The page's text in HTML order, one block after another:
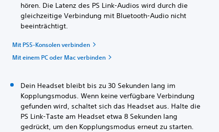
hören. Die Latenz des PS Link-Audios wird durch die
gleichzeitige Verbindung mit Bluetooth-Audio nicht
beeinträchtigt.
Mit PS5-Konsolen verbinden
Mit einem PC oder Mac verbinden
Dein Headset bleibt bis zu 30 Sekunden lang im
Kopplungsmodus. Wenn keine verfügbare Verbindung
gefunden wird, schaltet sich das Headset aus. Halte die
PS Link-Taste am Headset etwa 8 Sekunden lang
gedrückt, um den Kopplungsmodus erneut zu starten.